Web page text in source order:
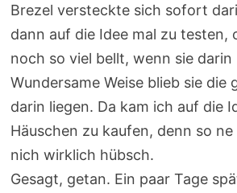
Brezel versteckte sich sofort
dann auf die Idee mal zu testen,
noch so viel bellt, wenn sie darin
Wundersame Weise blieb sie die
darin liegen. Da kam ich auf die
Häuschen zu kaufen, denn so
nich wirklich hübsch.
Gesagt, getan. Ein paar Tage